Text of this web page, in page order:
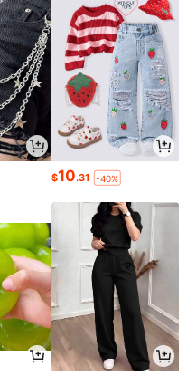
$10.31 -40%